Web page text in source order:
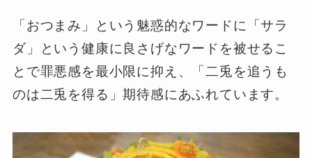
「おつまみ」という魅惑的なワードに「サラ
ダ」という健康に良さげなワードを被せるこ
とで罪悪感を最小限に抑え、「二兎を追うも
のは二兎を得る」期待感にあふれています。